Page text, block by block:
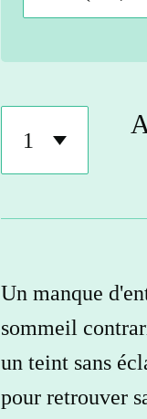
Un manque
sommeil
un teint sans
pour retrouver